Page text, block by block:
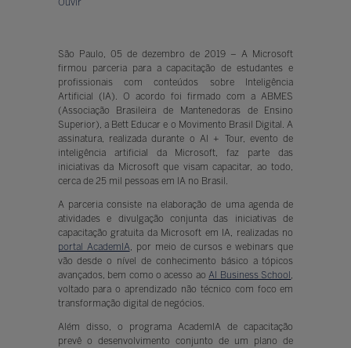
São Paulo, 05 de dezembro de 2019 – A Microsoft
firmou parceria para a capacitação de estudantes e
profissionais com conteúdos sobre Inteligência
Artificial (IA). O acordo foi firmado com a ABMES
(Associação Brasileira de Mantenedoras de Ensino
Superior), a Bett Educar e o Movimento Brasil Digital. A
assinatura, realizada durante o AI + Tour, evento de
inteligência artificial da Microsoft, faz parte das
iniciativas da Microsoft que visam capacitar, ao todo,
cerca de 25 mil pessoas em IA no Brasil.
A parceria consiste na elaboração de uma agenda de
atividades e divulgação conjunta das iniciativas de
capacitação gratuita da Microsoft em IA, realizadas no
portal AcademIA , por meio de cursos e webinars que
vão desde o nível de conhecimento básico a tópicos
avançados, bem como o acesso ao AI Business School
voltado para o aprendizado não técnico com foco em
transformação digital de negócios.
Além disso, o programa AcademIA de capacitação
prevê o desenvolvimento conjunto de um plano de